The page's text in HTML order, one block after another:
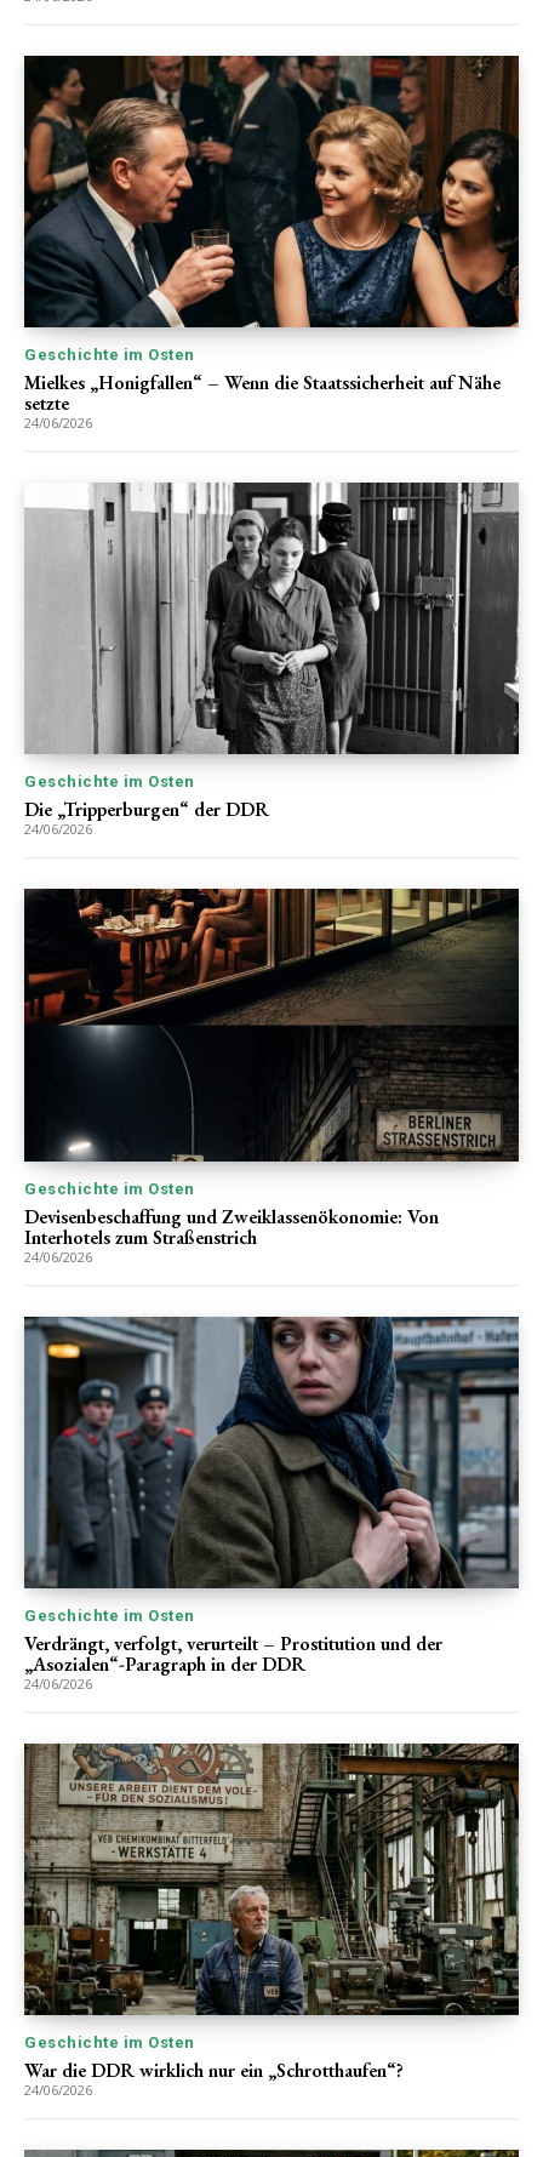
Geschichte im Osten
Mielkes „Honigfallen“ – Wenn die Staatssicherheit auf Nähe
setzte
24/06/2026
Geschichte im Osten
Die „Tripperburgen“ der DDR
24/06/2026
Geschichte im Osten
Devisenbeschaffung und Zweiklassenökonomie: Von
Interhotels zum Straßenstrich
24/06/2026
Geschichte im Osten
Verdrängt, verfolgt, verurteilt – Prostitution und der
„Asozialen“-Paragraph in der DDR
24/06/2026
Geschichte im Osten
War die DDR wirklich nur ein „Schrotthaufen“?
24/06/2026